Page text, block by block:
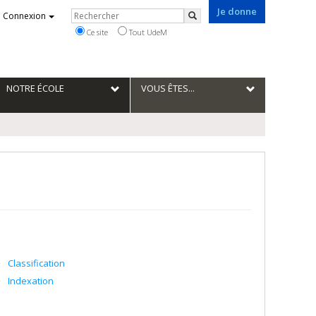
Je donne
Connexion Rechercher
Rechercher
Ce site Tout UdeM
NOTRE ÉCOLE VOUS ÊTES...
Classification
Indexation